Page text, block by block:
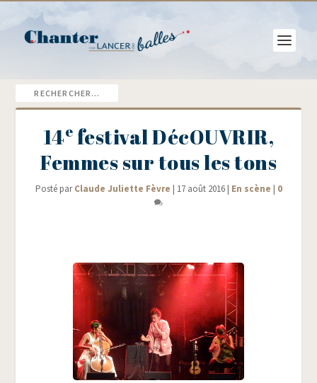
14e festival DécOUVRIR,
Femmes sur tous les tons
Posté parClaude Juliette Fèvre | 17 août 2016| En scène | 0